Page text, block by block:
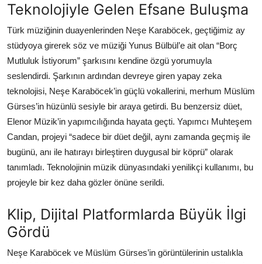
Teknolojiyle Gelen Efsane Buluşma
Türk müziğinin duayenlerinden Neşe Karaböcek, geçtiğimiz ay
stüdyoya girerek söz ve müziği Yunus Bülbül’e ait olan “Borç
Mutluluk İstiyorum” şarkısını kendine özgü yorumuyla
seslendirdi. Şarkının ardından devreye giren yapay zeka
teknolojisi, Neşe Karaböcek’in güçlü vokallerini, merhum Müslüm
Gürses’in hüzünlü sesiyle bir araya getirdi. Bu benzersiz düet,
Elenor Müzik’in yapımcılığında hayata geçti. Yapımcı Muhteşem
Candan, projeyi “sadece bir düet değil, aynı zamanda geçmiş ile
bugünü, anı ile hatırayı birleştiren duygusal bir köprü” olarak
tanımladı. Teknolojinin müzik dünyasındaki yenilikçi kullanımı, bu
projeyle bir kez daha gözler önüne serildi.
Klip, Dijital Platformlarda Büyük İlgi
Gördü
Neşe Karaböcek ve Müslüm Gürses’in görüntülerinin ustalıkla